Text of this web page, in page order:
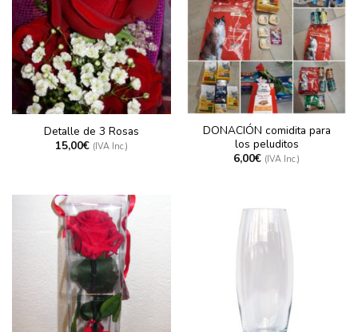
Detalle de 3 Rosas
15,00€ (IVA Inc.)
DONACIÓN comidita para
los peluditos
6,00€ (IVA Inc.)